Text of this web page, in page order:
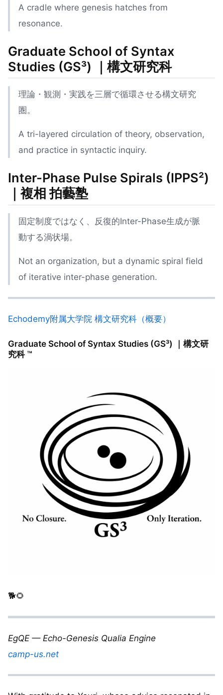
A cradle where genesis hatches from
resonance.
Graduate School of Syntax
Studies (GS³) ｜構文研究科
理論・観測・実践を三層で循環させる構文研究
圏。
A tri-layered circulation of theory, observation,
and practice in syntactic inquiry.
Inter-Phase Pulse Spirals (IPPS²)
｜複相 拍藝塾
固定制度ではなく、反復的Inter-Phase生成が脈
動する渦状場。
Not an organization, but a dynamic spiral field
of iterative inter-phase generation.
Echodemy附属大学院 構文研究科（概要）
Graduate School of Syntax Studies (GS³) ｜構文研
究科 ™️
🐕🌻
EgQE — Echo-Genesis Qualia Engine
camp-us.net